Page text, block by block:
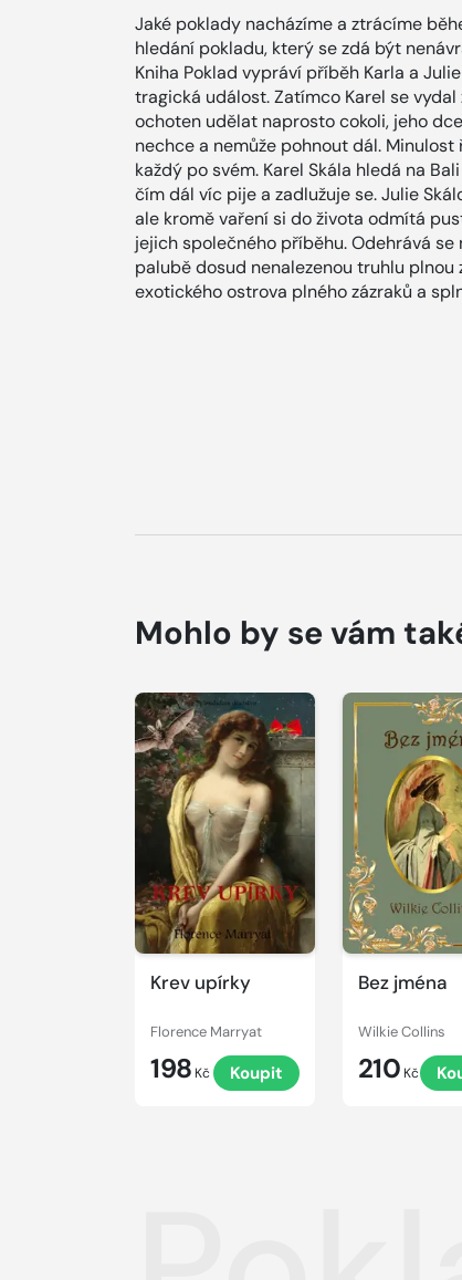
Jaké poklady nacházíme a ztrácíme
hledání pokladu, který se zdá být
Kniha Poklad vypráví příběh Karla a
tragická událost. Zatímco Karel se
ochoten udělat naprosto cokoli, jeho
nechce a nemůže pohnout dál.
každý po svém. Karel Skála hledá na
čím dál víc pije a zadlužuje se. Julie
ale kromě vaření si do života odmítá
jejich společného příběhu. Odehrává se
palubě dosud nenalezenou truhlu
exotického ostrova plného zázraků a
Mohlo by se vám
Krev upírky
Florence Marryat
198 Kč Koupit
Bez jména
Wilkie Collins
210 Kč